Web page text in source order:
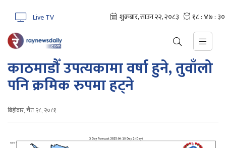
Live TV
काठमाडौँ उपत्यकामा वर्षा हुने, तुवाँलो
पनि क्रमिक रुपमा हट्ने
बिहीबार, चैत २८, २०८१